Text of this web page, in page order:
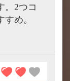
。2つコ
め。